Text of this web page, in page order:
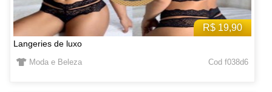
R$ 19,90
Langeries de luxo
Moda e Beleza Cod f038d6